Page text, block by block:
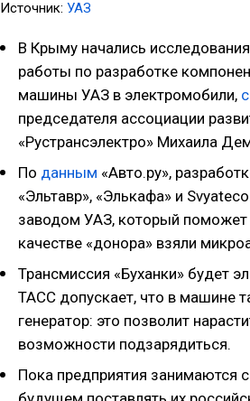
Источник: УАЗ
В Крыму начались
работы по разработке
машины УАЗ в электромобили,
председателя ассоциации
«Рустрансэлектро» Михаила
По данным «Авто.ру»,
«Эльтавр», «Элькафа» и
заводом УАЗ, который
качестве «донора» взяли
Трансмиссия «Буханки» будет
ТАСС допускает, что в машине
генератор: это позволит
возможности подзарядиться.
Пока предприятия занимаются